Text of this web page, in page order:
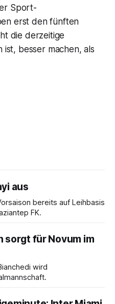
Sport-
erst den fünften
die derzeitige
ist, besser machen, als
aus
bereits auf Leihbasis
FK.
sorgt für Novum im
wird